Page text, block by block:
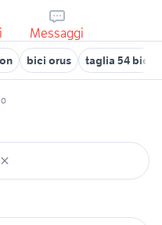
Messaggi
bici orus taglia 54 bici